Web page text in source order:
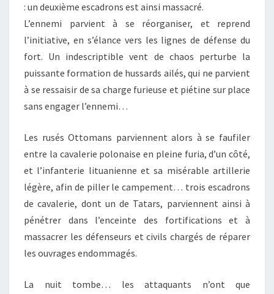
: un deuxième escadrons est ainsi massacré.
L’ennemi parvient à se réorganiser, et reprend
l’initiative, en s’élance vers les lignes de défense du
fort. Un indescriptible vent de chaos perturbe la
puissante formation de hussards ailés, qui ne parvient
à se ressaisir de sa charge furieuse et piétine sur place
sans engager l’ennemi…
Les rusés Ottomans parviennent alors à se faufiler
entre la cavalerie polonaise en pleine furia, d’un côté,
et l’infanterie lituanienne et sa misérable artillerie
légère, afin de piller le campement… trois escadrons
de cavalerie, dont un de Tatars, parviennent ainsi à
pénétrer dans l’enceinte des fortifications et à
massacrer les défenseurs et civils chargés de réparer
les ouvrages endommagés.
La nuit tombe… les attaquants n’ont que